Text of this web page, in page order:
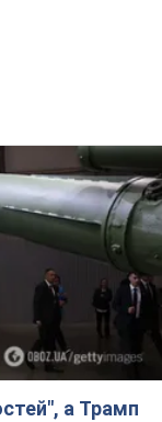
а Трамп